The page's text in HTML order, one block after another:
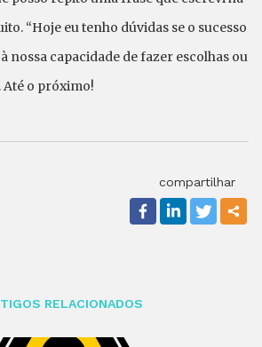
“Hoje eu tenho dúvidas se o sucesso
nossa capacidade de fazer escolhas ou
Até o próximo!
compartilhar
RELACIONADOS